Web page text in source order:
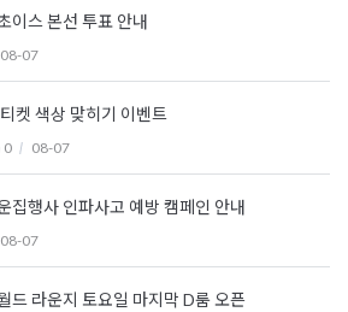
이스 본선 투표 안내
08-07
켓 색상 맞히기 이벤트
0 08-07
집행사 인파사고 예방 캠페인 안내
08-07
드 라운지 토요일 마지막 D룸 오픈